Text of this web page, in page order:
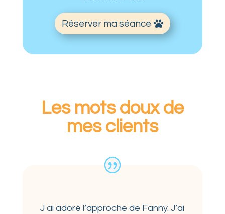
Réserver ma séance
Les mots doux de
mes clients
J ai adoré l’approche de Fanny. J’ai